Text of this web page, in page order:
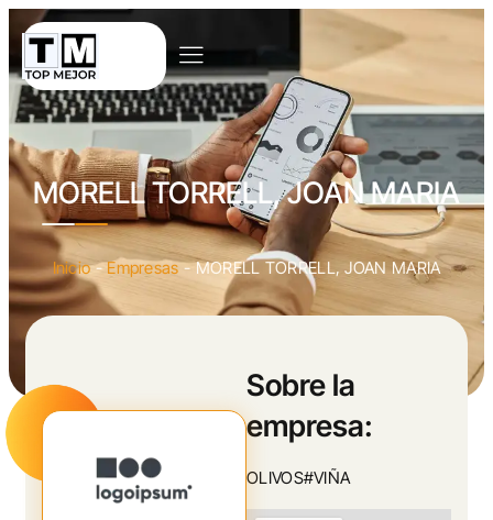
MORELL TORRELL, JOAN MARIA
Inicio-Empresas-MORELL TORRELL, JOAN MARIA
Sobre la
empresa:
OLIVOS#VIÑA